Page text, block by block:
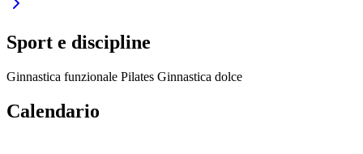
Sport e discipline
Ginnastica funzionale Pilates Ginnastica dolce
Calendario